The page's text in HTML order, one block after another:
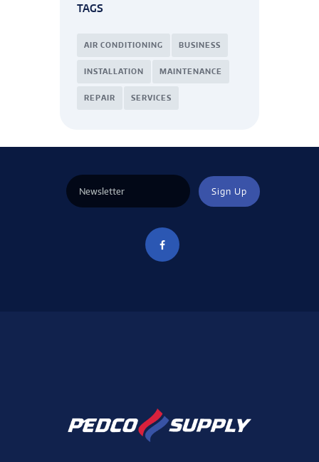
TAGS
AIR CONDITIONING BUSINESS
INSTALLATION MAINTENANCE
REPAIR SERVICES